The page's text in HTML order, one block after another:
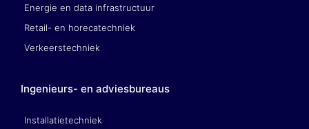
Energie en data infrastructuur
Retail- en horecatechniek
Verkeerstechniek
Ingenieurs- en adviesbureaus
Installatietechniek